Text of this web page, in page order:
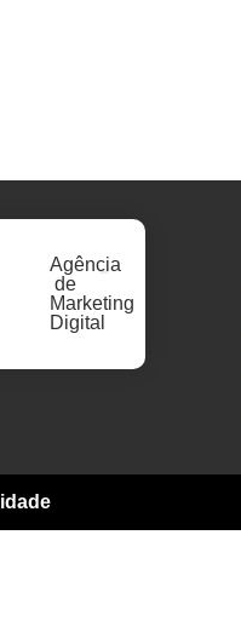
Agência
de
Marketing
Digital